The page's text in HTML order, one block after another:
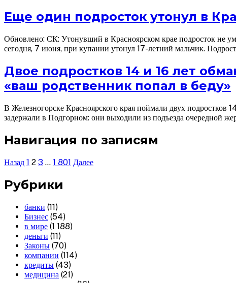
Еще один подросток утонул в
Обновлено: СК: Утонувший в Красноярском крае подросток не
сегодня, 7 июня, при купании утонул 17-летний мальчик.
Двое подростков 14 и 16 лет
«ваш родственник попал в беду»
В Железногорске Красноярского края поймали двух подростков
задержали в Подгорном: они выходили из подъезда очередной
Навигация по записям
Назад 1 2 3 … 1 801 Далее
Рубрики
банки (11)
Бизнес (54)
в мире (1 188)
деньги (11)
Законы (70)
компании (114)
кредиты (43)
медицина (21)